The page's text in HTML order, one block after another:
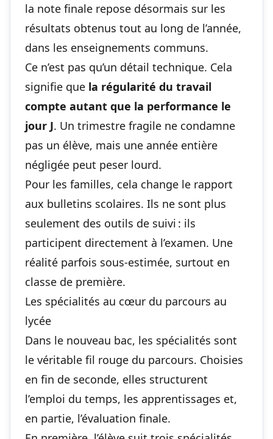
la note finale repose désormais sur les
résultats obtenus tout au long de l’année,
dans les enseignements communs.
Ce n’est pas qu’un détail technique. Cela
signifie que la régularité du travail
compte autant que la performance le
jour J. Un trimestre fragile ne condamne
pas un élève, mais une année entière
négligée peut peser lourd.
Pour les familles, cela change le rapport
aux bulletins scolaires. Ils ne sont plus
seulement des outils de suivi : ils
participent directement à l’examen. Une
réalité parfois sous-estimée, surtout en
classe de première.
Les spécialités au cœur du parcours au
lycée
Dans le nouveau bac, les spécialités sont
le véritable fil rouge du parcours. Choisies
en fin de seconde, elles structurent
l’emploi du temps, les apprentissages et,
en partie, l’évaluation finale.